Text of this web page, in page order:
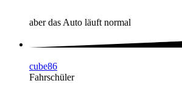
aber das Auto läuft normal
cube86
Fahrschüler